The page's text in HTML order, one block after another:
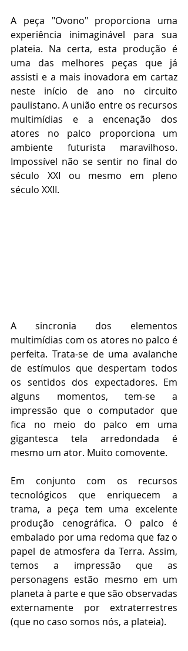
A peça "Ovono" proporciona uma
experiência inimaginável para sua
plateia. Na certa, esta produção é
uma das melhores peças que já
assisti e a mais inovadora em cartaz
neste início de ano no circuito
paulistano. A união entre os recursos
multimídias e a encenação dos
atores no palco proporciona um
ambiente futurista maravilhoso.
Impossível não se sentir no final do
século XXI ou mesmo em pleno
século XXII.
A sincronia dos elementos
multimídias com os atores no palco é
perfeita. Trata-se de uma avalanche
de estímulos que despertam todos
os sentidos dos expectadores. Em
alguns momentos, tem-se a
impressão que o computador que
fica no meio do palco em uma
gigantesca tela arredondada é
mesmo um ator. Muito comovente.
Em conjunto com os recursos
tecnológicos que enriquecem a
trama, a peça tem uma excelente
produção cenográfica. O palco é
embalado por uma redoma que faz o
papel de atmosfera da Terra. Assim,
temos a impressão que as
personagens estão mesmo em um
planeta à parte e que são observadas
externamente por extraterrestres
(que no caso somos nós, a plateia).